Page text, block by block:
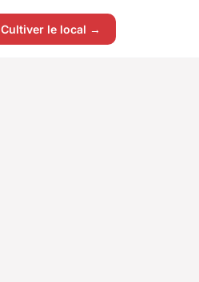
Cultiver le local →